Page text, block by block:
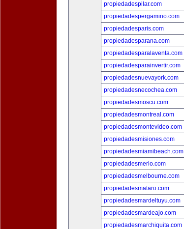
propiedadespilar.com
propiedadespergamino.com
propiedadesparis.com
propiedadesparana.com
propiedadesparalaventa.com
propiedadesparainvertir.com
propiedadesnuevayork.com
propiedadesnecochea.com
propiedadesmoscu.com
propiedadesmontreal.com
propiedadesmontevideo.com
propiedadesmisiones.com
propiedadesmiamibeach.com
propiedadesmerlo.com
propiedadesmelbourne.com
propiedadesmataro.com
propiedadesmardeltuyu.com
propiedadesmardeajo.com
propiedadesmarchiquita.com